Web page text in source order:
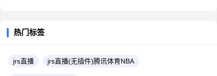
热门标签
jrs直播 jrs直播(无插件)腾讯体育NBA